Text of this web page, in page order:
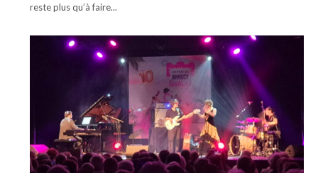
reste plus qu’à faire...